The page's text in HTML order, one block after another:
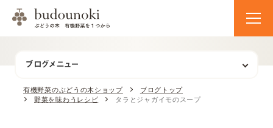
ブログメニュー
有機野菜のぶどうの木ショップ
ブログトップ
野菜を味わうレシピ
タラとジャガイモのスープ